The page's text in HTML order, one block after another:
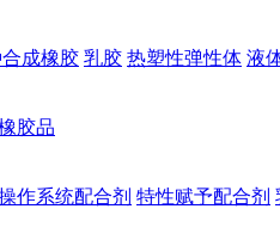
成橡胶 乳胶 热塑性弹性体 液
胶品
作系统配合剂 特性赋予配合剂